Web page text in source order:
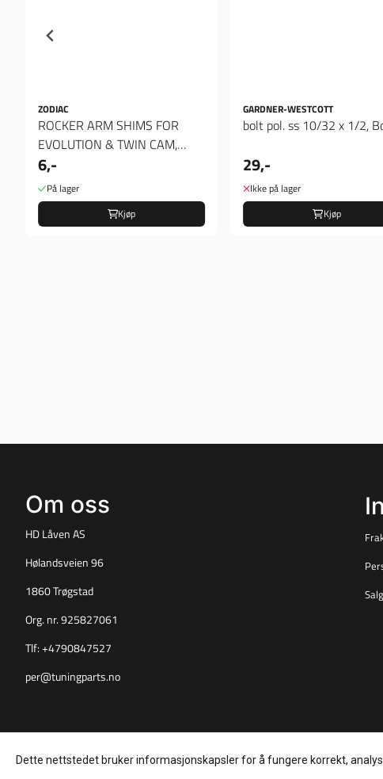
ZODIAC
ROCKER ARM SHIMS FOR
EVOLUTION & TWIN CAM,
Spacer 012"
6,-
På lager
Kjøp
GARDNER-WESTCOTT
bolt pol. ss 10/32 x 1/2,
29,-
Ikke på lager
Kjøp
Om oss
HD Låven AS
Hølandsveien 96
1860 Trøgstad
Org. nr. 925827061
Tlf: +4790847527
per@tuningparts.no
Dette nettstedet bruker informasjonskapsler for å fungere korrekt,